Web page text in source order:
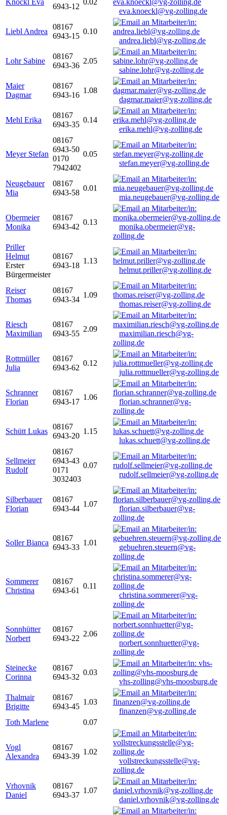
Knöckl Eva
6943-12
0.02
eva.knoeckl@vg-zolling.de
Liebl Andrea
08167
6943-15
0.10
andrea.liebl@vg-zolling.de
Lohr Sabine
08167
6943-36
2.05
sabine.lohr@vg-zolling.de
Maier
Dagmar
08167
6943-16
1.08
dagmar.maier@vg-zolling.de
Mehl Erika
08167
6943-35
0.14
erika.mehl@vg-zolling.de
Meyer Stefan
08167
6943-50
0170
7942402
0.05
stefan.meyer@vg-zolling.de
Neugebauer
Mia
08167
6943-58
0.01
mia.neugebauer@vg-zolling.de
Obermeier
Monika
08167
6943-42
0.13
monika.obermeier@vg-
zolling.de
Priller
Helmut
Erster
Bürgermeister
08167
6943-18
1.13
helmut.priller@vg-zolling.de
Reiser
Thomas
08167
6943-34
1.09
thomas.reiser@vg-zolling.de
Riesch
Maximilian
08167
6943-55
2.09
maximilian.riesch@vg-
zolling.de
Rottmüller
Julia
08167
6943-62
0.12
julia.rottmueller@vg-zolling.de
Schranner
Florian
08167
6943-17
1.06
florian.schranner@vg-
zolling.de
Schütt Lukas
08167
6943-20
1.15
lukas.schuett@vg-zolling.de
Sellmeier
Rudolf
08167
6943-43
0171
3032403
0.07
rudolf.sellmeier@vg-zolling.de
Silberbauer
Florian
08167
6943-44
1.07
florian.silberbauer@vg-
zolling.de
Soller Bianca
08167
6943-33
1.01
gebuehren.steuern@vg-
zolling.de
Sommerer
Christina
08167
6943-61
0.11
christina.sommerer@vg-
zolling.de
Sonnhütter
Norbert
08167
6943-22
2.06
norbert.sonnhuetter@vg-
zolling.de
Steinecke
Corinna
08167
6943-32
0.03
vhs-zolling@vhs-moosburg.de
Thalmair
Brigitte
08167
6943-45
1.03
finanzen@vg-zolling.de
Toth Marlene
0.07
Vogl
Alexandra
08167
6943-39
1.02
vollstreckungsstelle@vg-
zolling.de
Vrhovnik
Daniel
08167
6943-37
1.07
daniel.vrhovnik@vg-zolling.de